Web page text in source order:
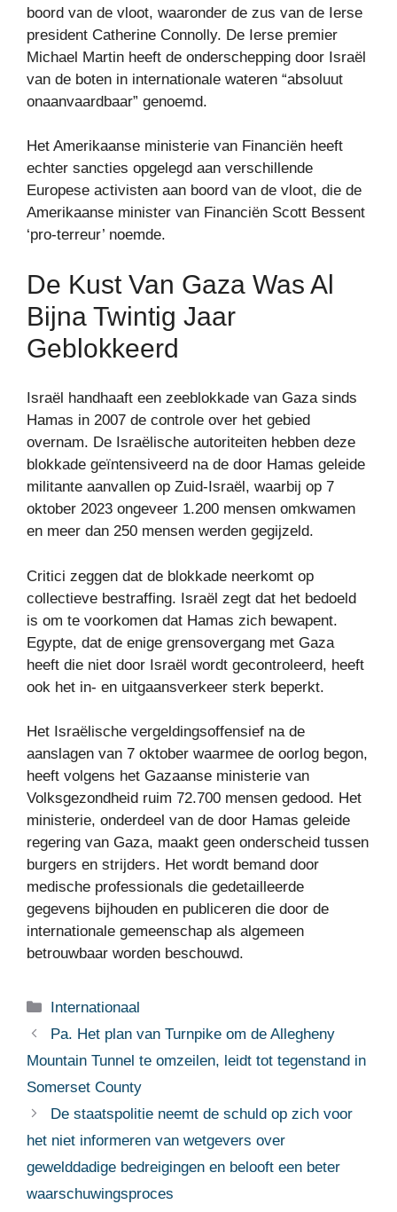
boord van de vloot, waaronder de zus van de Ierse
president Catherine Connolly. De Ierse premier
Michael Martin heeft de onderschepping door Israël
van de boten in internationale wateren “absoluut
onaanvaardbaar” genoemd.
Het Amerikaanse ministerie van Financiën heeft
echter sancties opgelegd aan verschillende
Europese activisten aan boord van de vloot, die de
Amerikaanse minister van Financiën Scott Bessent
‘pro-terreur’ noemde.
De Kust Van Gaza Was Al
Bijna Twintig Jaar
Geblokkeerd
Israël handhaaft een zeeblokkade van Gaza sinds
Hamas in 2007 de controle over het gebied
overnam. De Israëlische autoriteiten hebben deze
blokkade geïntensiveerd na de door Hamas geleide
militante aanvallen op Zuid-Israël, waarbij op 7
oktober 2023 ongeveer 1.200 mensen omkwamen
en meer dan 250 mensen werden gegijzeld.
Critici zeggen dat de blokkade neerkomt op
collectieve bestraffing. Israël zegt dat het bedoeld
is om te voorkomen dat Hamas zich bewapent.
Egypte, dat de enige grensovergang met Gaza
heeft die niet door Israël wordt gecontroleerd, heeft
ook het in- en uitgaansverkeer sterk beperkt.
Het Israëlische vergeldingsoffensief na de
aanslagen van 7 oktober waarmee de oorlog begon,
heeft volgens het Gazaanse ministerie van
Volksgezondheid ruim 72.700 mensen gedood. Het
ministerie, onderdeel van de door Hamas geleide
regering van Gaza, maakt geen onderscheid tussen
burgers en strijders. Het wordt bemand door
medische professionals die gedetailleerde
gegevens bijhouden en publiceren die door de
internationale gemeenschap als algemeen
betrouwbaar worden beschouwd.
Categorieën
Internationaal
Pa. Het plan van Turnpike om de Allegheny
Mountain Tunnel te omzeilen, leidt tot tegenstand in
Somerset County
De staatspolitie neemt de schuld op zich voor
het niet informeren van wetgevers over
gewelddadige bedreigingen en belooft een beter
waarschuwingsproces